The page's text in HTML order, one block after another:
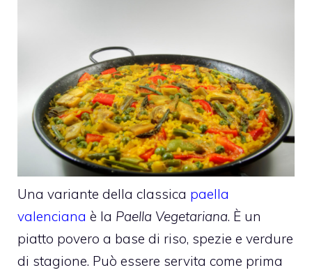
Una variante della classica paella
valenciana è la Paella Vegetariana. È un
piatto povero a base di riso, spezie e verdure
di stagione. Può essere servita come prima